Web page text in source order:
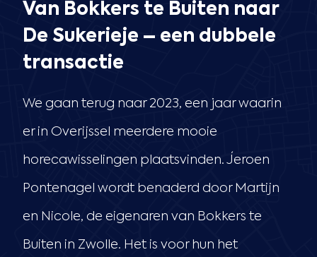
Van Bokkers te Buiten naar
De Sukerieje – een dubbele
transactie
We gaan terug naar 2023, een jaar waarin
er in Overijssel meerdere mooie
horecawisselingen plaatsvinden. Jeroen
Pontenagel wordt benaderd door Martijn
en Nicole, de eigenaren van Bokkers te
Buiten in Zwolle. Het is voor hun het